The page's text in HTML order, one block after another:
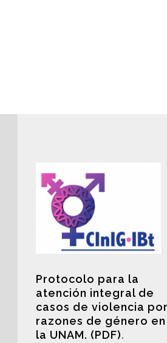
Protocolo para la
atención integral de
casos de violencia por
razones de género en
la UNAM. (PDF).